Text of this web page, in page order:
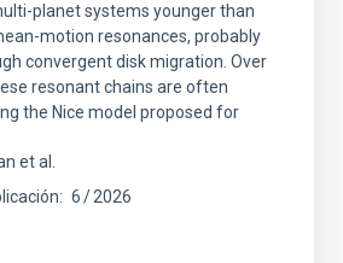
planet systems younger than
motion resonances, probably
convergent disk migration. Over
resonant chains are often
the Nice model proposed for
et al.
6 2026